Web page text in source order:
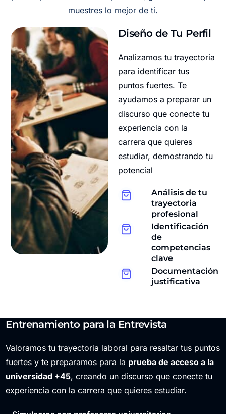
muestres lo mejor de ti.
Diseño de Tu Perfil
Analizamos tu trayectoria
para identificar tus
puntos fuertes. Te
ayudamos a preparar un
discurso que conecte tu
experiencia con la
carrera que quieres
estudiar, demostrando tu
potencial
Análisis de tu
trayectoria
profesional
Identificación
de
competencias
clave
Documentación
justificativa
Entrenamiento para la Entrevista
Valoramos tu trayectoria laboral para resaltar tus puntos
fuertes y te preparamos para la prueba de acceso a la
universidad +45, creando un discurso que conecte tu
experiencia con la carrera que quieres estudiar.